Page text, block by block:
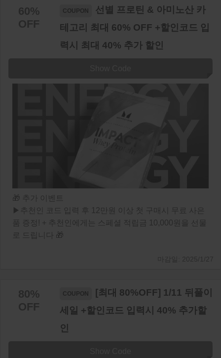
60%
OFF
선별 프로틴 & 아미노산 카
테고리 최대 60% OFF +할인코드 입
력시 최대 40% 추가 할인
🎁 추가 이벤트
▶추천인 코드 입력 후 12만원 이상 첫 구매시 무료 사은
품 증정! + 추천인에게는 스페셜 적립금 10,000원을 선물
로 드립니다 🎁
80%
OFF
[최대 80%OFF] 1/11 뒤풀이
세일 +할인코드 입력시 40% 추가할
인